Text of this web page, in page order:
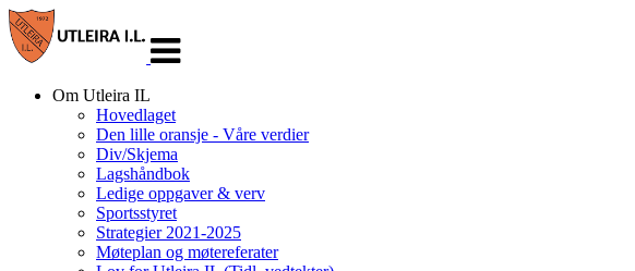
navigasjon
Om Utleira IL
Hovedlaget
Den lille oransje - Våre verdier
Div/Skjema
Lagshåndbok
Ledige oppgaver & verv
Sportsstyret
Strategier 2021-2025
Møteplan og møtereferater